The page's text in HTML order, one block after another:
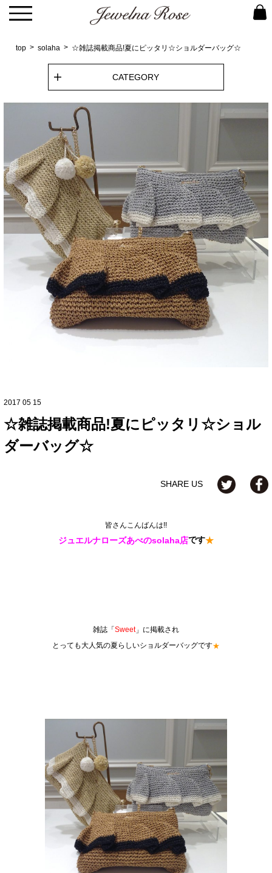
top solaha ☆雑誌掲載商品!夏にピッタリ☆ショルダーバッグ☆
CATEGORY
2017 05 15
☆雑誌掲載商品!夏にピッタリ☆ショル
ダーバッグ☆
SHARE US
皆さんこんばんは!!
ジュエルナローズあべのsolaha店です★
雑誌「 Sweet」 に掲載され
とっても大人気の夏らしいショルダーバッグです★